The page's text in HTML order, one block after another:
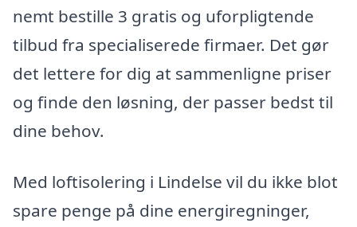
nemt bestille 3 gratis og uforpligtende
tilbud fra specialiserede firmaer. Det gør
det lettere for dig at sammenligne priser
og finde den løsning, der passer bedst til
dine behov.
Med loftisolering i Lindelse vil du ikke blot
spare penge på dine energiregninger,